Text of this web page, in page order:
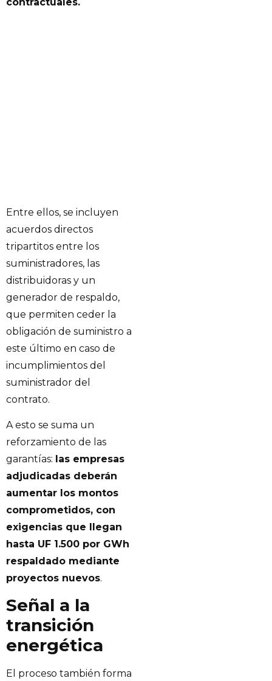
Entre ellos, se incluyen
acuerdos directos
tripartitos entre los
suministradores, las
distribuidoras y un
generador de respaldo,
que permiten ceder la
obligación de suministro a
este último en caso de
incumplimientos del
suministrador del
contrato.
A esto se suma un
reforzamiento de las
garantías: las empresas
adjudicadas deberán
aumentar los montos
comprometidos, con
exigencias que llegan
hasta UF 1.500 por GWh
respaldado mediante
proyectos nuevos.
Señal a la
transición
energética
El proceso también forma